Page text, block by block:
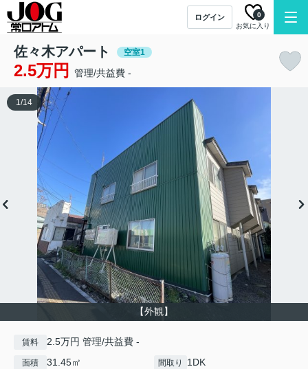
ログイン
お気に入り
0
佐々木アパート 空室1
2.5万円 管理/共益費 -
【外観】
1/14
賃料 2.5万円 管理/共益費 -
面積 31.45㎡ 間取り 1DK